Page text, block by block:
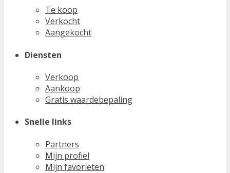
Te koop
Verkocht
Aangekocht
Diensten
Verkoop
Aankoop
Gratis waardebepaling
Snelle links
Partners
Mijn profiel
Mijn favorieten